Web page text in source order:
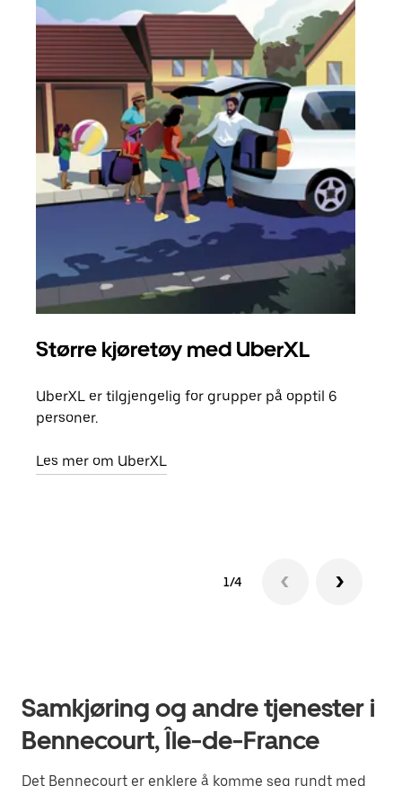
Større kjøretøy med UberXL
UberXL er tilgjengelig for grupper på opptil 6
personer.
Les mer om UberXL
1/4
Samkjøring og andre tjenester i
Bennecourt, Île-de-France
Det Bennecourt er enklere å komme seg rundt med